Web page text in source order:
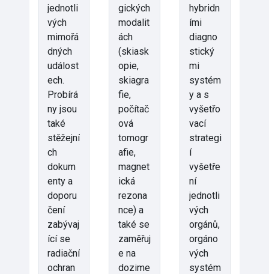
jednotli
vých
mimořá
dných
událost
ech.
Probírá
ny jsou
také
stěžejní
ch
dokum
enty a
doporu
čení
zabývaj
ící se
radiační
ochran
gických
modalit
ách
(skiask
opie,
skiagra
fie,
počítač
ová
tomogr
afie,
magnet
ická
rezona
nce) a
také se
zaměřuj
e na
dozime
hybridn
ími
diagno
stický
mi
systém
y a s
vyšetřo
vací
strategi
í
vyšetře
ní
jednotli
vých
orgánů,
orgáno
vých
systém